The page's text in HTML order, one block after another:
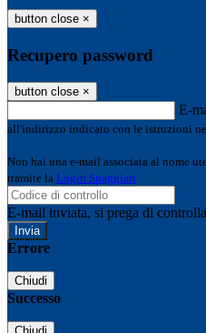
button close ×
Recupero password
button close ×
E-
all'indirizzo indicato con le istruzioni
Non hai una e-mail associata al nome
tramite la Login Spaggiari
E-mail inviata, si prega di
Errore
Chiudi
Successo